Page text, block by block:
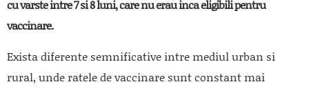
cu varste intre 7 si 8 luni, care nu erau inca eligibili pentru
vaccinare.
Exista diferente semnificative intre mediul urban si
rural, unde ratele de vaccinare sunt constant mai